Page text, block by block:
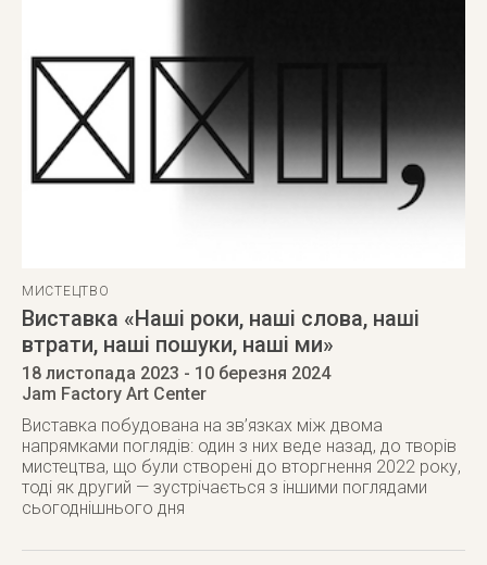
МИСТЕЦТВО
Виставка «Наші роки, наші слова, наші
втрати, наші пошуки, наші ми»
18 листопада 2023 - 10 березня 2024
Jam Factory Art Center
Виставка побудована на зв’язках між двома
напрямками поглядів: один з них веде назад, до творів
мистецтва, що були створені до вторгнення 2022 року,
тоді як другий — зустрічається з іншими поглядами
сьогоднішнього дня